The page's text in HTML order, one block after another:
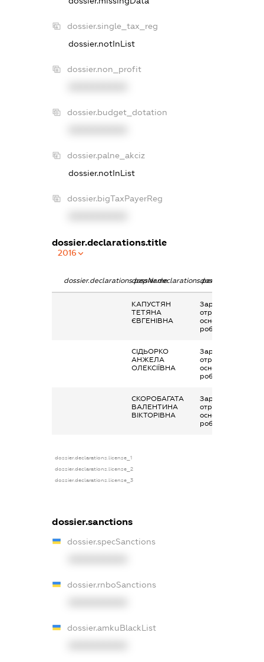
dossier.single_tax_reg
dossier.notInList
dossier.non_profit
dossier.budget_dotation
dossier.palne_akciz
dossier.notInList
dossier.bigTaxPayerReg
dossier.declarations.title
2016
dossier.declarations.pepNamedossier.declarations.personName
КАПУСТЯН
ТЕТЯНА
ЄВГЕНІВНА
Заробітна плата
отримана за
основним місцем
роботи
СІДЬОРКО
АНЖЕЛА
ОЛЕКСІЇВНА
Заробітна плата
отримана за
основним місцем
роботи
СКОРОБАГАТА
ВАЛЕНТИНА
ВІКТОРІВНА
Заробітна плата
отримана за
основним місцем
роботи
dossier.declarations.license_1
dossier.declarations.license_2
dossier.declarations.license_3
dossier.sanctions
dossier.specSanctions
dossier.rnboSanctions
dossier.amkuBlackList